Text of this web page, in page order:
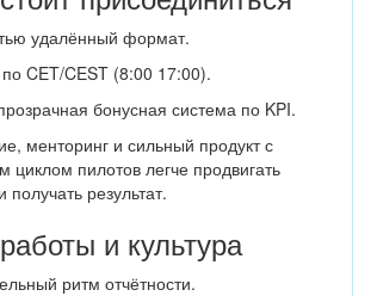
удалённый формат.
CET/CEST (8:00 17:00).
бонусная система по KPI.
менторинг и сильный продукт с
циклом пилотов легче продвигать
получать результат.
и культура
ритм отчётности.